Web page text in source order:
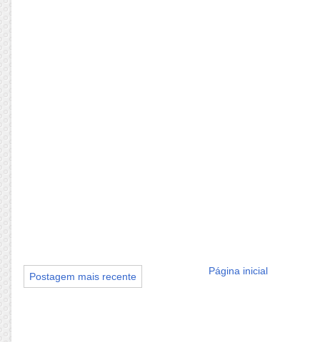
Postagem mais recente Página inicial